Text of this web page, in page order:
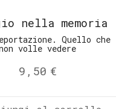
nella memoria
Quello che
volle vedere
9,50 €